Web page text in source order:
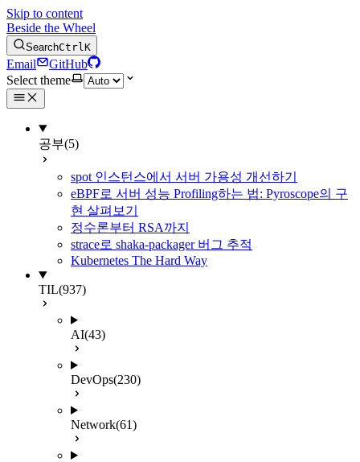
Skip to content
Beside the Wheel
SearchCtrlK
Email
GitHub
Select theme
공부(5)
spot 인스턴스에서 서버 가용성 개선하기
eBPF로 서버 성능 Profiling하는 법: Pyroscope의 구
현 살펴보기
정수론부터 RSA까지
strace로 shaka-packager 버그 추적
Kubernetes The Hard Way
TIL(937)
AI(43)
DevOps(230)
Network(61)